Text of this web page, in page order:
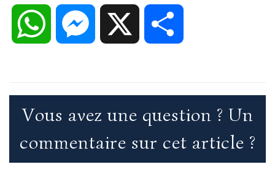
o
w
e
m
e
r d
t s t
Vous avez une question ? Un
commentaire sur cet article ?